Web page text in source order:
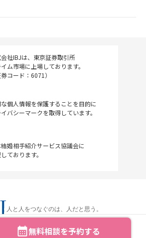
無料相談を予約する
社IBJは、東京証券取引所
ム市場に上場しております。
券コード：6071）
個人情報を保護することを目的に
バシーマークを取得しています。
婚相手紹介サービス協議会に
ております。
人と人をつなぐのは、人だと思う。